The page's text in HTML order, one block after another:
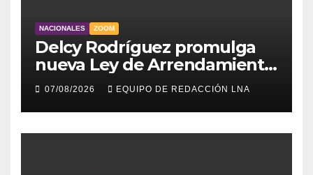
NACIONALES ZOOM
Delcy Rodríguez promulga
nueva Ley de Arrendamiento
para atender a familias
damnificadas
07/08/2026 EQUIPO DE REDACCIÓN LNA